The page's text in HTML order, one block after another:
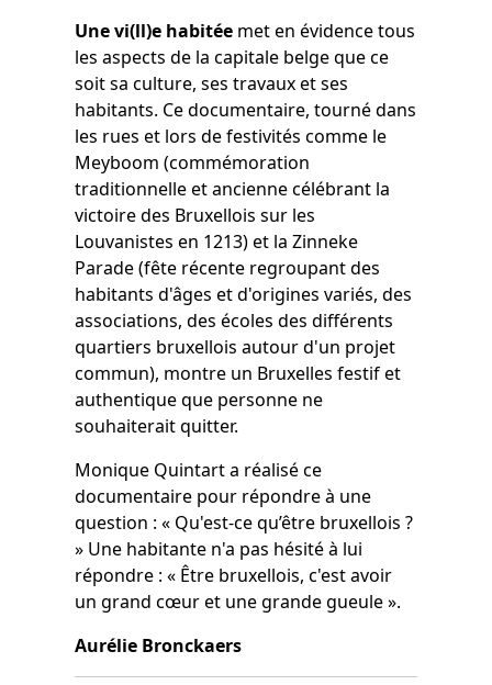
Une vi(ll)e habitée met en évidence tous
les aspects de la capitale belge que ce
soit sa culture, ses travaux et ses
habitants. Ce documentaire, tourné dans
les rues et lors de festivités comme le
Meyboom (commémoration
traditionnelle et ancienne célébrant la
victoire des Bruxellois sur les
Louvanistes en 1213) et la Zinneke
Parade (fête récente regroupant des
habitants d'âges et d'origines variés, des
associations, des écoles des différents
quartiers bruxellois autour d'un projet
commun), montre un Bruxelles festif et
authentique que personne ne
souhaiterait quitter.
Monique Quintart a réalisé ce
documentaire pour répondre à une
question : « Qu'est-ce qu’être bruxellois ?
» Une habitante n'a pas hésité à lui
répondre : « Être bruxellois, c'est avoir
un grand cœur et une grande gueule ».
Aurélie Bronckaers